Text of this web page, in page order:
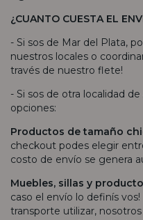
¿CUANTO CUESTA EL
- Si sos de Mar del Plata,
nuestros locales o
través de nuestro flete!
- Si sos de otra localidad
opciones:
Productos de tamaño
checkout podes elegir
costo de envío se genera
Muebles, sillas y
caso el envío lo definís
transporte utilizar,